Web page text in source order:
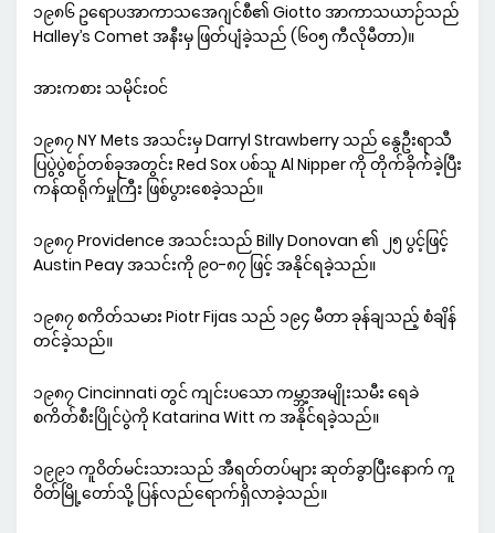
၁၉၈၆ ဥရောပအာကာသအေဂျင်စီ၏ Giotto အာကာသယာဉ်သည်
Halley’s Comet အနီးမှ ဖြတ်ပျံခဲ့သည် (၆၀၅ ကီလိုမီတာ)။
အားကစား သမိုင်းဝင်
၁၉၈၇ NY Mets အသင်းမှ Darryl Strawberry သည် နွေဦးရာသီ
ပြပွဲပွဲစဉ်တစ်ခုအတွင်း Red Sox ပစ်သူ Al Nipper ကို တိုက်ခိုက်ခဲ့ပြီး
ကန်ထရိုက်မှုကြီး ဖြစ်ပွားစေခဲ့သည်။
၁၉၈၇ Providence အသင်းသည် Billy Donovan ၏ ၂၅ ပွင့်ဖြင့်
Austin Peay အသင်းကို ၉၀-၈၇ ဖြင့် အနိုင်ရခဲ့သည်။
၁၉၈၇ စကိတ်သမား Piotr Fijas သည် ၁၉၄ မီတာ ခုန်ချသည့် စံချိန်
တင်ခဲ့သည်။
၁၉၈၇ Cincinnati တွင် ကျင်းပသော ကမ္ဘာ့အမျိုးသမီး ရေခဲ
စကိတ်စီးပြိုင်ပွဲကို Katarina Witt က အနိုင်ရခဲ့သည်။
၁၉၉၁ ကူဝိတ်မင်းသားသည် အီရတ်တပ်များ ဆုတ်ခွာပြီးနောက် ကူ
ဝိတ်မြို့တော်သို့ ပြန်လည်ရောက်ရှိလာခဲ့သည်။